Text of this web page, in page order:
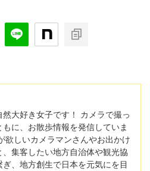
然大好き女子です！ カメラで撮っ
もに、お散歩情報を発信していま
欲しいカメラマンさんやお出かけ
、集客したい地方自治体や観光協
ぎ、地方創生で日本を元気にを目